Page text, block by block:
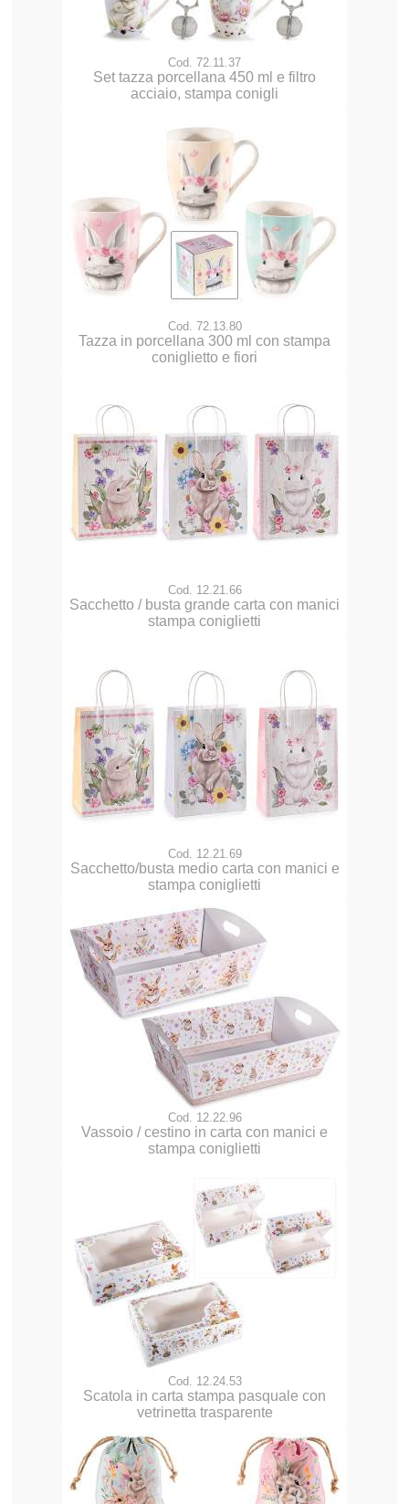
Cod. 72.11.37
Set tazza porcellana 450 ml e filtro
acciaio, stampa conigli
Cod. 72.13.80
Tazza in porcellana 300 ml con stampa
coniglietto e fiori
Cod. 12.21.66
Sacchetto / busta grande carta con manici
stampa coniglietti
Cod. 12.21.69
Sacchetto/busta medio carta con manici e
stampa coniglietti
Cod. 12.22.96
Vassoio / cestino in carta con manici e
stampa coniglietti
Cod. 12.24.53
Scatola in carta stampa pasquale con
vetrinetta trasparente